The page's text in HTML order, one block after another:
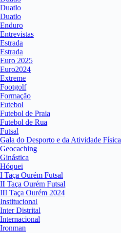
Duatlo
Duatlo
Enduro
Entrevistas
Estrada
Estrada
Euro 2025
Euro2024
Extreme
Footgolf
Formação
Futebol
Futebol de Praia
Futebol de Rua
Futsal
Gala do Desporto e da Atividade Física
Geocaching
Ginástica
Hóquei
I Taça Ourém Futsal
II Taça Ourém Futsal
III Taça Ourém 2024
Institucional
Inter Distrital
Internacional
Ironman